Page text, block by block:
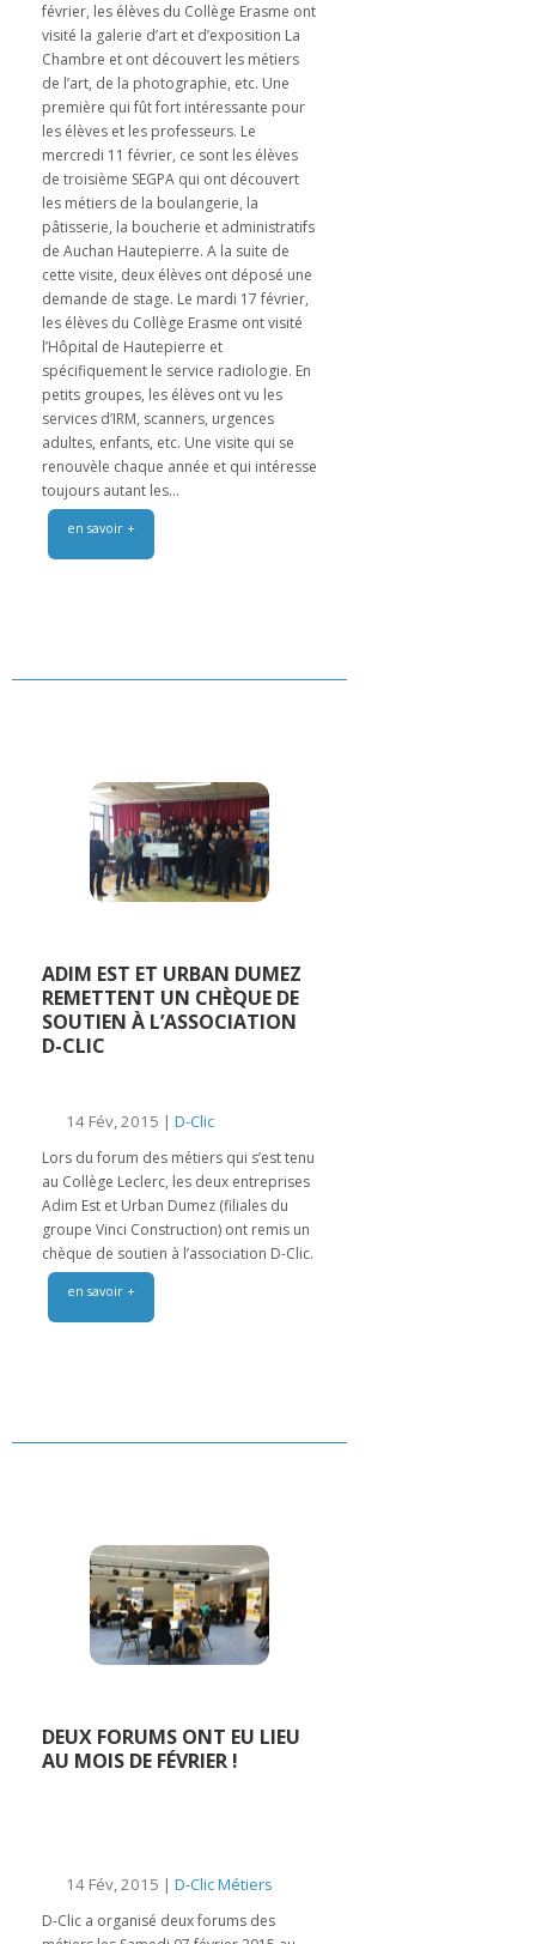
février, les élèves du Collège Erasme ont
visité la galerie d’art et d’exposition La
Chambre et ont découvert les métiers
de l’art, de la photographie, etc. Une
première qui fût fort intéressante pour
les élèves et les professeurs. Le
mercredi 11 février, ce sont les élèves
de troisième SEGPA qui ont découvert
les métiers de la boulangerie, la
pâtisserie, la boucherie et administratifs
de Auchan Hautepierre. A la suite de
cette visite, deux élèves ont déposé une
demande de stage. Le mardi 17 février,
les élèves du Collège Erasme ont visité
l’Hôpital de Hautepierre et
spécifiquement le service radiologie. En
petits groupes, les élèves ont vu les
services d’IRM, scanners, urgences
adultes, enfants, etc. Une visite qui se
renouvèle chaque année et qui intéresse
toujours autant les...
en savoir +
ADIM EST ET URBAN DUMEZ
REMETTENT UN CHÈQUE DE
SOUTIEN À L’ASSOCIATION
D-CLIC
14 Fév, 2015 | D-Clic
Lors du forum des métiers qui s’est tenu
au Collège Leclerc, les deux entreprises
Adim Est et Urban Dumez (filiales du
groupe Vinci Construction) ont remis un
chèque de soutien à l’association D-Clic.
en savoir +
DEUX FORUMS ONT EU LIEU
AU MOIS DE FÉVRIER !
14 Fév, 2015 | D-Clic Métiers
D-Clic a organisé deux forums des